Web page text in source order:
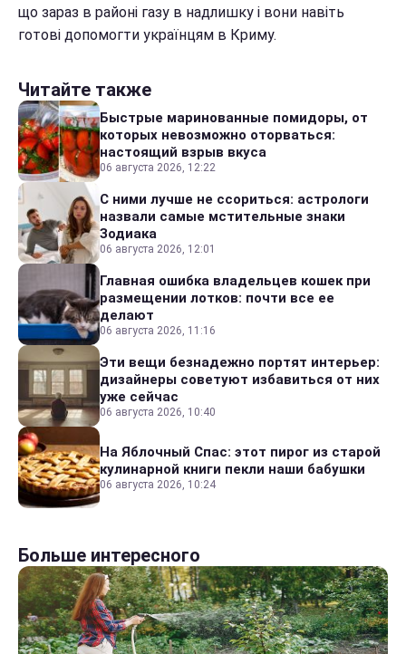
що зараз в районі газу в надлишку і вони навіть
готові допомогти українцям в Криму.
Читайте также
Быстрые маринованные помидоры, от
которых невозможно оторваться:
настоящий взрыв вкуса
06 августа 2026, 12:22
С ними лучше не ссориться: астрологи
назвали самые мстительные знаки
Зодиака
06 августа 2026, 12:01
Главная ошибка владельцев кошек при
размещении лотков: почти все ее
делают
06 августа 2026, 11:16
Эти вещи безнадежно портят интерьер:
дизайнеры советуют избавиться от них
уже сейчас
06 августа 2026, 10:40
На Яблочный Спас: этот пирог из старой
кулинарной книги пекли наши бабушки
06 августа 2026, 10:24
Больше интересного